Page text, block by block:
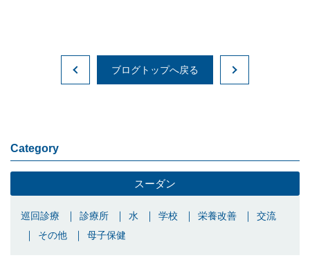
ブログトップへ戻る
Category
スーダン
巡回診療 診療所 水 学校 栄養改善
交流
その他
母子保健